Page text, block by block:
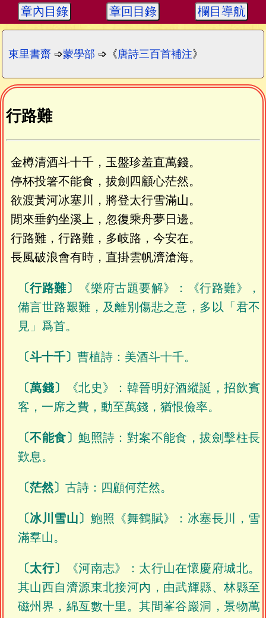
章內目錄 章回目錄 欄目導航
東里書齋 ➩蒙學部 ➩《唐詩三百首補注》
行路難
金樽清酒斗十千，玉盤珍羞直萬錢。
停杯投箸不能食，拔劍四顧心茫然。
欲渡黃河冰塞川，將登太行雪滿山。
閒來垂釣坐溪上，忽復乘舟夢日邊。
行路難，行路難，多岐路，今安在。
長風破浪會有時，直掛雲帆濟滄海。
〔行路難〕
《樂府古題要解》：《行路難》，
備言世路艱難，及離別傷悲之意，多以「君不
見」爲首。
〔斗十千〕 曹植詩：美酒斗十千。
〔萬錢〕
《北史》：韓晉明好酒縱誕，招飲賓
客，一席之費，動至萬錢，猶恨儉率。
〔不能食〕鮑照詩：對案不能食，拔劍擊柱長
歎息。
〔茫然〕 古詩：四顧何茫然。
〔冰川雪山〕 鮑照《舞鶴賦》：冰塞長川，雪
滿羣山。
〔太行〕
《河南志》：太行山在懷慶府城北。
其山西自濟源東北接河內，由武輝縣、林縣至
磁州界，綿亙數十里。其間峯谷巖洞，景物萬